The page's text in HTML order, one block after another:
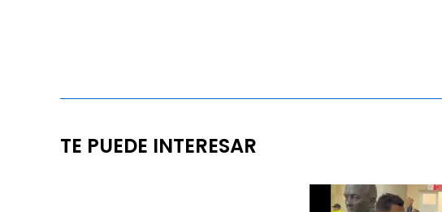
TE PUEDE INTERESAR